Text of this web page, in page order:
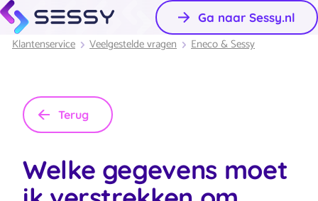
Ga naar Sessy.nl
Klantenservice Veelgestelde vragen Eneco & Sessy
Terug
Welke gegevens moet